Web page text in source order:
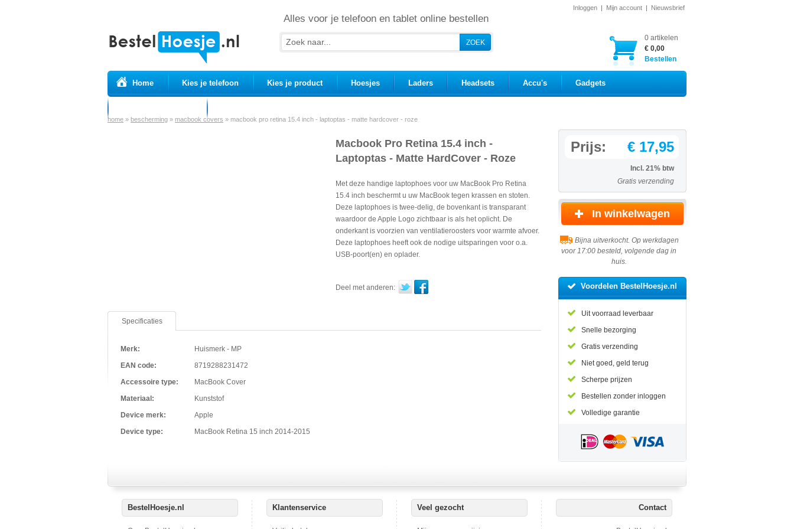
Alles voor je telefoon en tablet online bestellen
Inloggen | Mijn account | Nieuwsbrief
0 artikelen
€ 0,00
Bestellen
Home Kies je telefoon Kies je product Hoesjes Laders Headsets Accu's Gadgets
home » bescherming » macbook covers » macbook pro retina 15.4 inch - laptoptas - matte hardcover - roze
Macbook Pro Retina 15.4 inch -
Laptoptas - Matte HardCover - Roze
Met deze handige laptophoes voor uw MacBook Pro Retina
15.4 inch beschermt u uw MacBook tegen krassen en stoten.
Deze laptophoes is twee-delig, de bovenkant is transparant
waardoor de Apple Logo zichtbaar is als het oplicht. De
onderkant is voorzien van ventilatieroosters voor warmte afvoer.
Deze laptophoes heeft ook de nodige uitsparingen voor o.a.
USB-poort(en) en oplader.
Deel met anderen:
Specificaties
Merk:
Huismerk - MP
EAN code:
8719288231472
Accessoire type:
MacBook Cover
Materiaal:
Kunststof
Device merk:
Apple
Device type:
MacBook Retina 15 inch 2014-2015
Prijs: € 17,95
Incl. 21% btw
Gratis verzending
Bijna uitverkocht. Op werkdagen
voor 17:00 besteld, volgende dag in
huis.
Voordelen BestelHoesje.nl
Uit voorraad leverbaar
Snelle bezorging
Gratis verzending
Niet goed, geld terug
Scherpe prijzen
Bestellen zonder inloggen
Volledige garantie
BestelHoesje.nl Klantenservice Veel gezocht Contact